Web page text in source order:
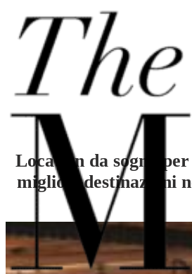
Vai al contenuto principale Vai al piè di
Location da sogno
migliori destinazioni